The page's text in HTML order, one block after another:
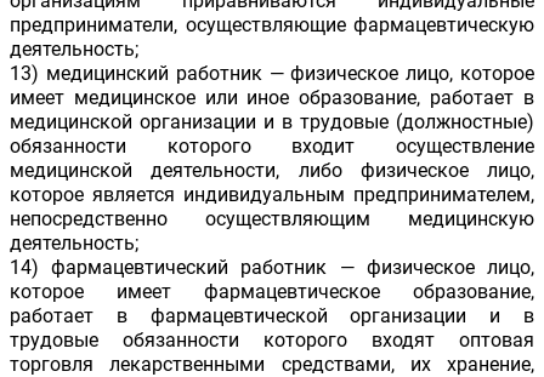
предприниматели, осуществляющие фармацевтическую
деятельность;
13) медицинский работник — физическое лицо, которое
имеет медицинское или иное образование, работает в
медицинской организации и в трудовые (должностные)
обязанности которого входит осуществление
медицинской деятельности, либо физическое лицо,
которое является индивидуальным предпринимателем,
непосредственно осуществляющим медицинскую
деятельность;
14) фармацевтический работник — физическое лицо,
которое имеет фармацевтическое образование,
работает в фармацевтической организации и в
трудовые обязанности которого входят оптовая
торговля лекарственными средствами, их хранение,